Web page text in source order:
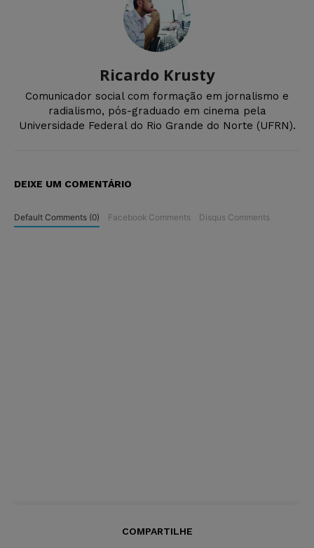
Ricardo Krusty
Comunicador social com formação em jornalismo e
radialismo, pós-graduado em cinema pela
Universidade Federal do Rio Grande do Norte (UFRN).
DEIXE UM COMENTÁRIO
Default Comments (0) Facebook Comments Disqus Comments
COMPARTILHE